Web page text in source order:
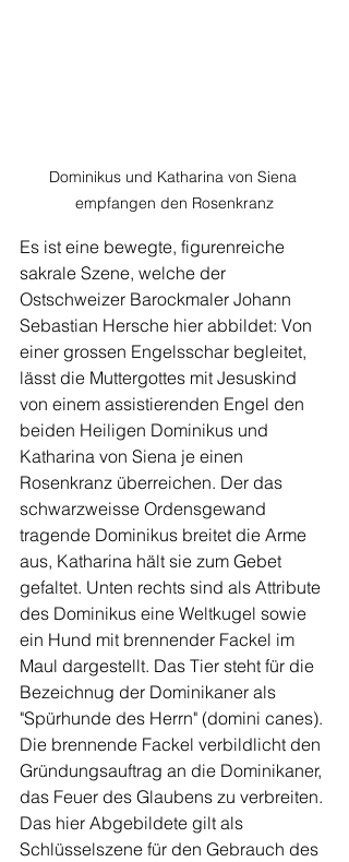
Dominikus und Katharina von Siena
empfangen den Rosenkranz
Es ist eine bewegte, figurenreiche
sakrale Szene, welche der
Ostschweizer Barockmaler Johann
Sebastian Hersche hier abbildet: Von
einer grossen Engelsschar begleitet,
lässt die Muttergottes mit Jesuskind
von einem assistierenden Engel den
beiden Heiligen Dominikus und
Katharina von Siena je einen
Rosenkranz überreichen. Der das
schwarzweisse Ordensgewand
tragende Dominikus breitet die Arme
aus, Katharina hält sie zum Gebet
gefaltet. Unten rechts sind als Attribute
des Dominikus eine Weltkugel sowie
ein Hund mit brennender Fackel im
Maul dargestellt. Das Tier steht für die
Bezeichnug der Dominikaner als
"Spürhunde des Herrn" (domini canes).
Die brennende Fackel verbildlicht den
Gründungsauftrag an die Dominikaner,
das Feuer des Glaubens zu verbreiten.
Das hier Abgebildete gilt als
Schlüsselszene für den Gebrauch des